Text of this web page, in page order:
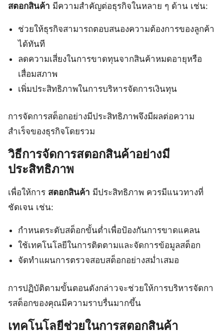
สตอกสินค้า มีความสำคัญต่อธุรกิจในหลาย ๆ ด้าน เช่น:
ช่วยให้ธุรกิจสามารถตอบสนองความต้องการของลูกค้า
ได้ทันที
ลดความเสี่ยงในการขาดทุนจากสินค้าหมดอายุหรือ
เสื่อมสภาพ
เพิ่มประสิทธิภาพในการบริหารจัดการเงินทุน
การจัดการสต็อกอย่างมีประสิทธิภาพจึงมีผลต่อความ
สำเร็จของธุรกิจโดยรวม
วิธีการจัดการสตอกสินค้าอย่างมี
ประสิทธิภาพ
เพื่อให้การ สตอกสินค้า มีประสิทธิภาพ ควรมีแนวทางที่
ชัดเจน เช่น:
กำหนดระดับสต็อกขั้นต่ำเพื่อป้องกันการขาดแคลน
ใช้เทคโนโลยีในการติดตามและจัดการข้อมูลสต็อก
จัดทำแผนการตรวจสอบสต็อกอย่างสม่ำเสมอ
การปฏิบัติตามขั้นตอนดังกล่าวจะช่วยให้การบริหารจัดกา
รสต็อกของคุณมีความราบรื่นมากขึ้น
เทคโนโลยีช่วยในการสตอกสินค้า